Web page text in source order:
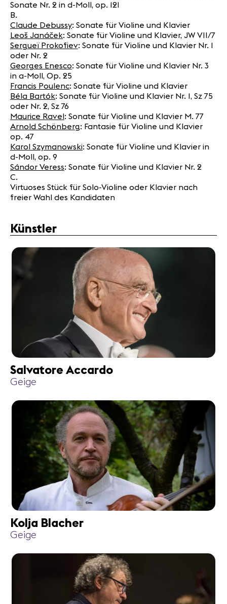
Sonate Nr. 2 in d-Moll, op. 121
B.
Claude Debussy: Sonate für Violine und Klavier
Leoš Janáček: Sonate für Violine und Klavier, JW VII/7
Sergueï Prokofiev: Sonate für Violine und Klavier Nr. 1
oder Nr. 2
Georges Enesco: Sonate für Violine und Klavier Nr. 3
in a-Moll, Op. 25
Francis Poulenc: Sonate für Violine und Klavier
Béla Bartók: Sonate für Violine und Klavier Nr. 1, Sz 75
oder Nr. 2, Sz 76
Maurice Ravel : Sonate für Violine und Klavier M. 77
Arnold Schönberg: Fantasie für Violine und Klavier
op. 47
Karol Szymanowski: Sonate für Violine und Klavier in
d-Moll, op. 9
Sándor Veress: Sonate für Violine und Klavier Nr. 2
C.
Virtuoses Stück für Solo-Violine oder Klavier nach
freier Wahl des Kandidaten
Künstler
Salvatore Accardo
Geige
Kolja Blacher
Geige